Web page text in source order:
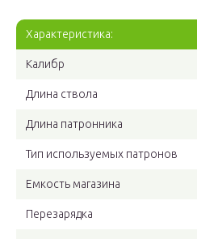
Характеристика:
Калибр
Длина ствола
Длина патронника
Тип используемых патронов
Емкость магазина
Перезарядка